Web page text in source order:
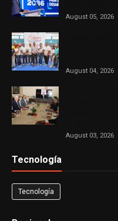
August 05, 2026
August 04, 2026
August 03, 2026
Tecnología
Tecnología